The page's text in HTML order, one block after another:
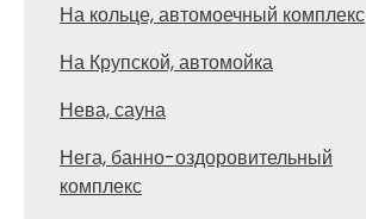
На кольце, автомоечный комплекс
На Крупской, автомойка
Нева, сауна
Нега, банно-оздоровительный
комплекс